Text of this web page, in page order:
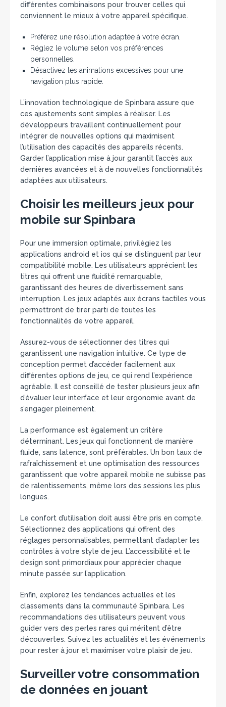
différentes combinaisons pour trouver celles qui
conviennent le mieux à votre appareil spécifique.
Préférez une résolution adaptée à votre écran.
Réglez le volume selon vos préférences
personnelles.
Désactivez les animations excessives pour une
navigation plus rapide.
L’innovation technologique de Spinbara assure que
ces ajustements sont simples à réaliser. Les
développeurs travaillent continuellement pour
intégrer de nouvelles options qui maximisent
l’utilisation des capacités des appareils récents.
Garder l’application mise à jour garantit l’accès aux
dernières avancées et à de nouvelles fonctionnalités
adaptées aux utilisateurs.
Choisir les meilleurs jeux pour
mobile sur Spinbara
Pour une immersion optimale, privilégiez les
applications android et ios qui se distinguent par leur
compatibilité mobile. Les utilisateurs apprécient les
titres qui offrent une fluidité remarquable,
garantissant des heures de divertissement sans
interruption. Les jeux adaptés aux écrans tactiles vous
permettront de tirer parti de toutes les
fonctionnalités de votre appareil.
Assurez-vous de sélectionner des titres qui
garantissent une navigation intuitive. Ce type de
conception permet d’accéder facilement aux
différentes options de jeu, ce qui rend l’expérience
agréable. Il est conseillé de tester plusieurs jeux afin
d’évaluer leur interface et leur ergonomie avant de
s’engager pleinement.
La performance est également un critère
déterminant. Les jeux qui fonctionnent de manière
fluide, sans latence, sont préférables. Un bon taux de
rafraîchissement et une optimisation des ressources
garantissent que votre appareil mobile ne subisse pas
de ralentissements, même lors des sessions les plus
longues.
Le confort d’utilisation doit aussi être pris en compte.
Sélectionnez des applications qui offrent des
réglages personnalisables, permettant d’adapter les
contrôles à votre style de jeu. L’accessibilité et le
design sont primordiaux pour apprécier chaque
minute passée sur l’application.
Enfin, explorez les tendances actuelles et les
classements dans la communauté Spinbara. Les
recommandations des utilisateurs peuvent vous
guider vers des perles rares qui méritent d’être
découvertes. Suivez les actualités et les événements
pour rester à jour et maximiser votre plaisir de jeu.
Surveiller votre consommation
de données en jouant